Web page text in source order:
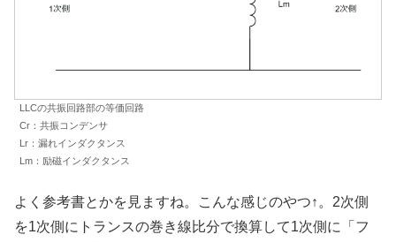
LLCの共振回路部の等価回路
Cr：共振コンデンサ
Lr：漏れインダクタンス
Lm：励磁インダクタンス
よく参考書とかを見ますね。こんな感じのやつ↑。2次側
を1次側にトランスの巻き線比分で換算して1次側に「フ